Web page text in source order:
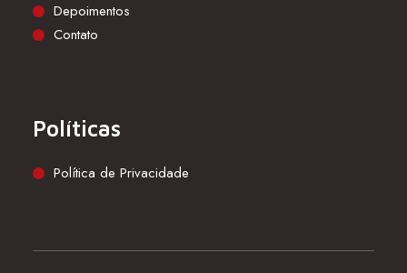
Depoimentos
Contato
Políticas
Política de Privacidade